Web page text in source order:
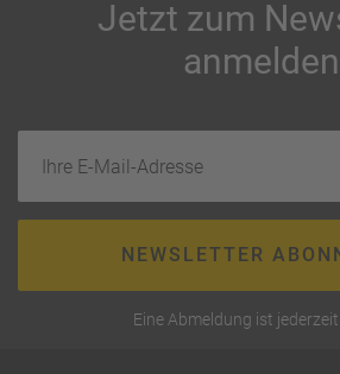
Jetzt zum
NEWSLETTER
Eine Abmeldung ist